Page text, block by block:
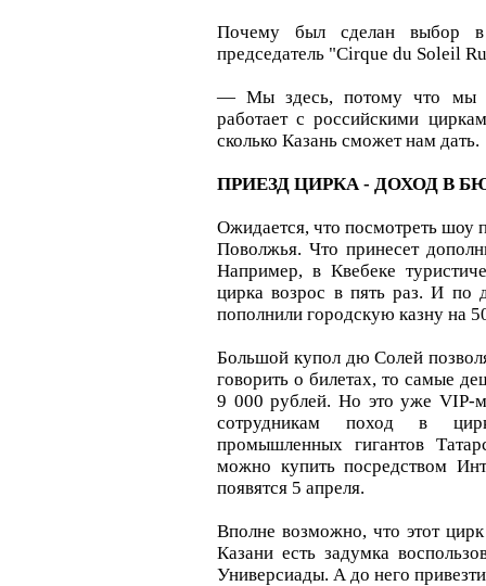
Почему был сделан выбор в
председатель "Cirque du Soleil
— Мы здесь, потому что мы
работает с российскими
сколько Казань сможет нам дать.
ПРИЕЗД ЦИРКА - ДОХОД В
Ожидается, что посмотреть шоу
Поволжья. Что принесет
Например, в Квебеке
цирка возрос в пять раз. И по
пополнили городскую казну на
Большой купол дю Солей
говорить о билетах, то самые
9 000 рублей. Но это уже VIP-
сотрудникам поход в
промышленных гигантов
можно купить посредством
появятся 5 апреля.
Вполне возможно, что этот
Казани есть задумка
Универсиады. А до него